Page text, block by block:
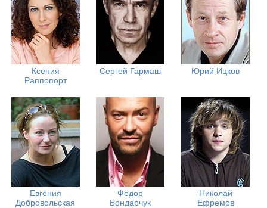
Ксения
Раппопорт
Сергей Гармаш Юрий Ицков
Евгения
Добровольская
Федор
Бондарчук
Николай
Ефремов